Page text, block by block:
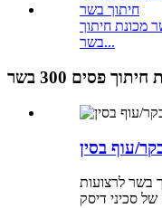
מכונת חיתוך
בשר...
פסים 300 בשר
עוף בסין
בשר לרצועות